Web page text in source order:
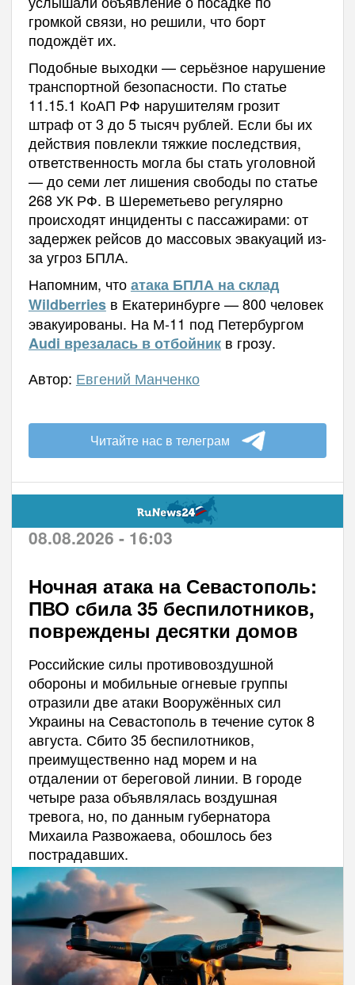
громкой связи, но решили, что борт
подождёт их.
Подобные выходки — серьёзное нарушение
транспортной безопасности. По статье
11.15.1 КоАП РФ нарушителям грозит
штраф от 3 до 5 тысяч рублей. Если бы их
действия повлекли тяжкие последствия,
ответственность могла бы стать уголовной
— до семи лет лишения свободы по статье
268 УК РФ. В Шереметьево регулярно
происходят инциденты с пассажирами: от
задержек рейсов до массовых эвакуаций из-
за угроз БПЛА.
Напомним, чтоатака БПЛА на склад
Wildberriesв Екатеринбурге — 800 человек
эвакуированы. На М-11 под Петербургом
Audi врезалась в отбойникв грозу.
Автор: Евгений Манченко
Читайте нас в телеграм
08.08.2026 - 16:03
Ночная атака на Севастополь:
ПВО сбила 35 беспилотников,
повреждены десятки домов
Российские силы противовоздушной
обороны и мобильные огневые группы
отразили две атаки Вооружённых сил
Украины на Севастополь в течение суток 8
августа. Сбито 35 беспилотников,
преимущественно над морем и на
отдалении от береговой линии. В городе
четыре раза объявлялась воздушная
тревога, но, по данным губернатора
Михаила Развожаева, обошлось без
пострадавших.